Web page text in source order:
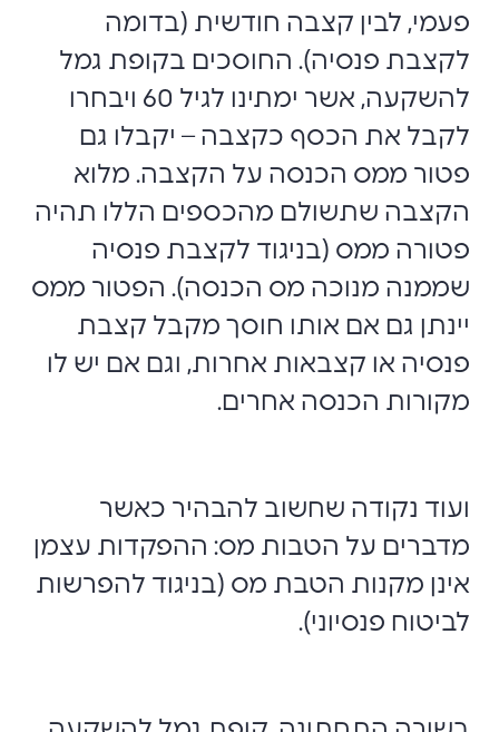
פעמי, לבין קצבה חודשית (בדומה
לקצבת פנסיה). החוסכים בקופת גמל
להשקעה, אשר ימתינו לגיל 60 ויבחרו
לקבל את הכסף כקצבה – יקבלו גם
פטור ממס הכנסה על הקצבה. מלוא
הקצבה שתשולם מהכספים הללו תהיה
פטורה ממס (בניגוד לקצבת פנסיה
שממנה מנוכה מס הכנסה). הפטור ממס
יינתן גם אם אותו חוסך מקבל קצבת
פנסיה או קצבאות אחרות, וגם אם יש לו
מקורות הכנסה אחרים.
ועוד נקודה שחשוב להבהיר כאשר
מדברים על הטבות מס: ההפקדות עצמן
אינן מקנות הטבת מס (בניגוד להפרשות
לביטוח פנסיוני).